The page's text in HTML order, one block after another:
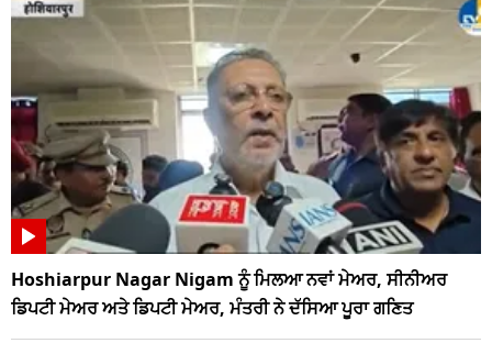
Hoshiarpur Nagar Nigam ਨੂੰ ਮਿਲਆ ਨਵਾਂ ਮੇਅਰ, ਸੀਨੀਅਰ
ਡਿਪਟੀ ਮੇਅਰ ਅਤੇ ਡਿਪਟੀ ਮੇਅਰ, ਮੰਤਰੀ ਨੇ ਦੱਸਿਆ ਪੂਰਾ ਗਣਿਤ